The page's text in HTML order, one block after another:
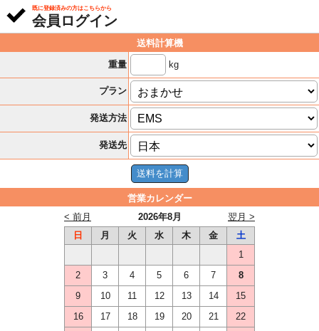
既に登録済みの方はこちらから
会員ログイン
送料計算機
重量
kg
プラン
発送方法
発送先
営業カレンダー
2026年8月
< 前月
翌月 >
日
月 火 水 木 金
土
1
2
3 4 5 6 7
8
9
10 11 12 13 14
15
16
17 18 19 20 21
22